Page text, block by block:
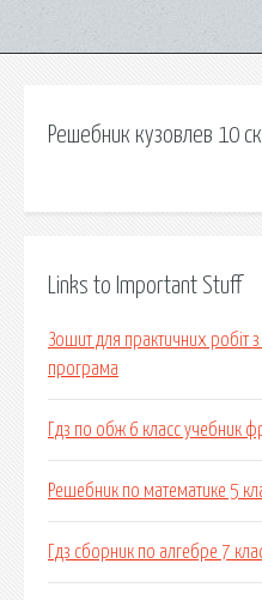
Решебник кузовлев 10
Links to Important Stuff
Зошит для практичних робіт з
програма
Гдз по обж 6 класс учебник
Решебник по математике 5
Гдз сборник по алгебре 7